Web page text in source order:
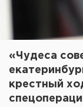
«Чудеса
крестный